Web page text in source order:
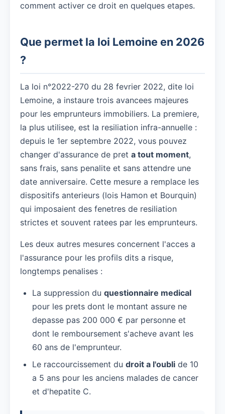
comment activer ce droit en quelques etapes.
Que permet la loi Lemoine en 2026
?
La loi n°2022-270 du 28 fevrier 2022, dite loi
Lemoine, a instaure trois avancees majeures
pour les emprunteurs immobiliers. La premiere,
la plus utilisee, est la resiliation infra-annuelle :
depuis le 1er septembre 2022, vous pouvez
changer d'assurance de pret a tout moment,
sans frais, sans penalite et sans attendre une
date anniversaire. Cette mesure a remplace les
dispositifs anterieurs (lois Hamon et Bourquin)
qui imposaient des fenetres de resiliation
strictes et souvent ratees par les emprunteurs.
Les deux autres mesures concernent l'acces a
l'assurance pour les profils dits a risque,
longtemps penalises :
La suppression du questionnaire medical
pour les prets dont le montant assure ne
depasse pas 200 000 € par personne et
dont le remboursement s'acheve avant les
60 ans de l'emprunteur.
Le raccourcissement du droit a l'oubli de 10
a 5 ans pour les anciens malades de cancer
et d'hepatite C.